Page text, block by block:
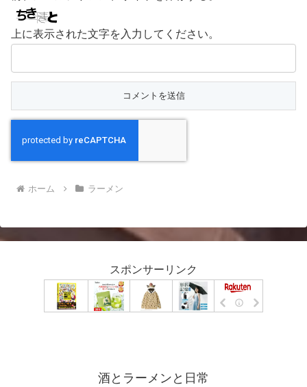
上に表示された文字を入力してください。
ホーム ラーメン
スポンサーリンク
酒とラーメンと日常